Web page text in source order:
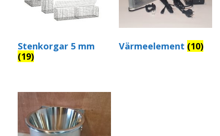
Stenkorgar 5 mm
(19)
Värmeelement (10)